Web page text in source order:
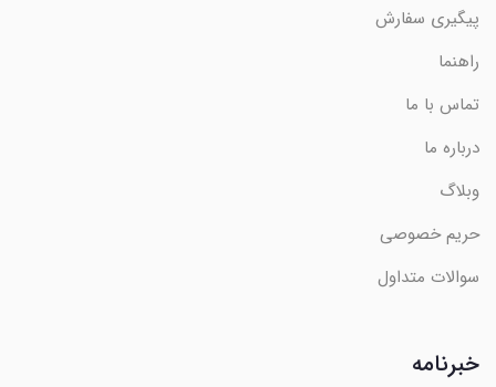
پیگیری سفارش
راهنما
تماس با ما
درباره ما
وبلاگ
حریم خصوصی
سوالات متداول
خبرنامه